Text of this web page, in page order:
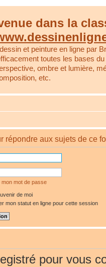
dans la
et peinture en ligne par
toutes les bases
ombre et lumière,
etc.
répondre aux sujets de ce
mon mot de passe
de moi
mon statut en ligne pour cette session
pour vous